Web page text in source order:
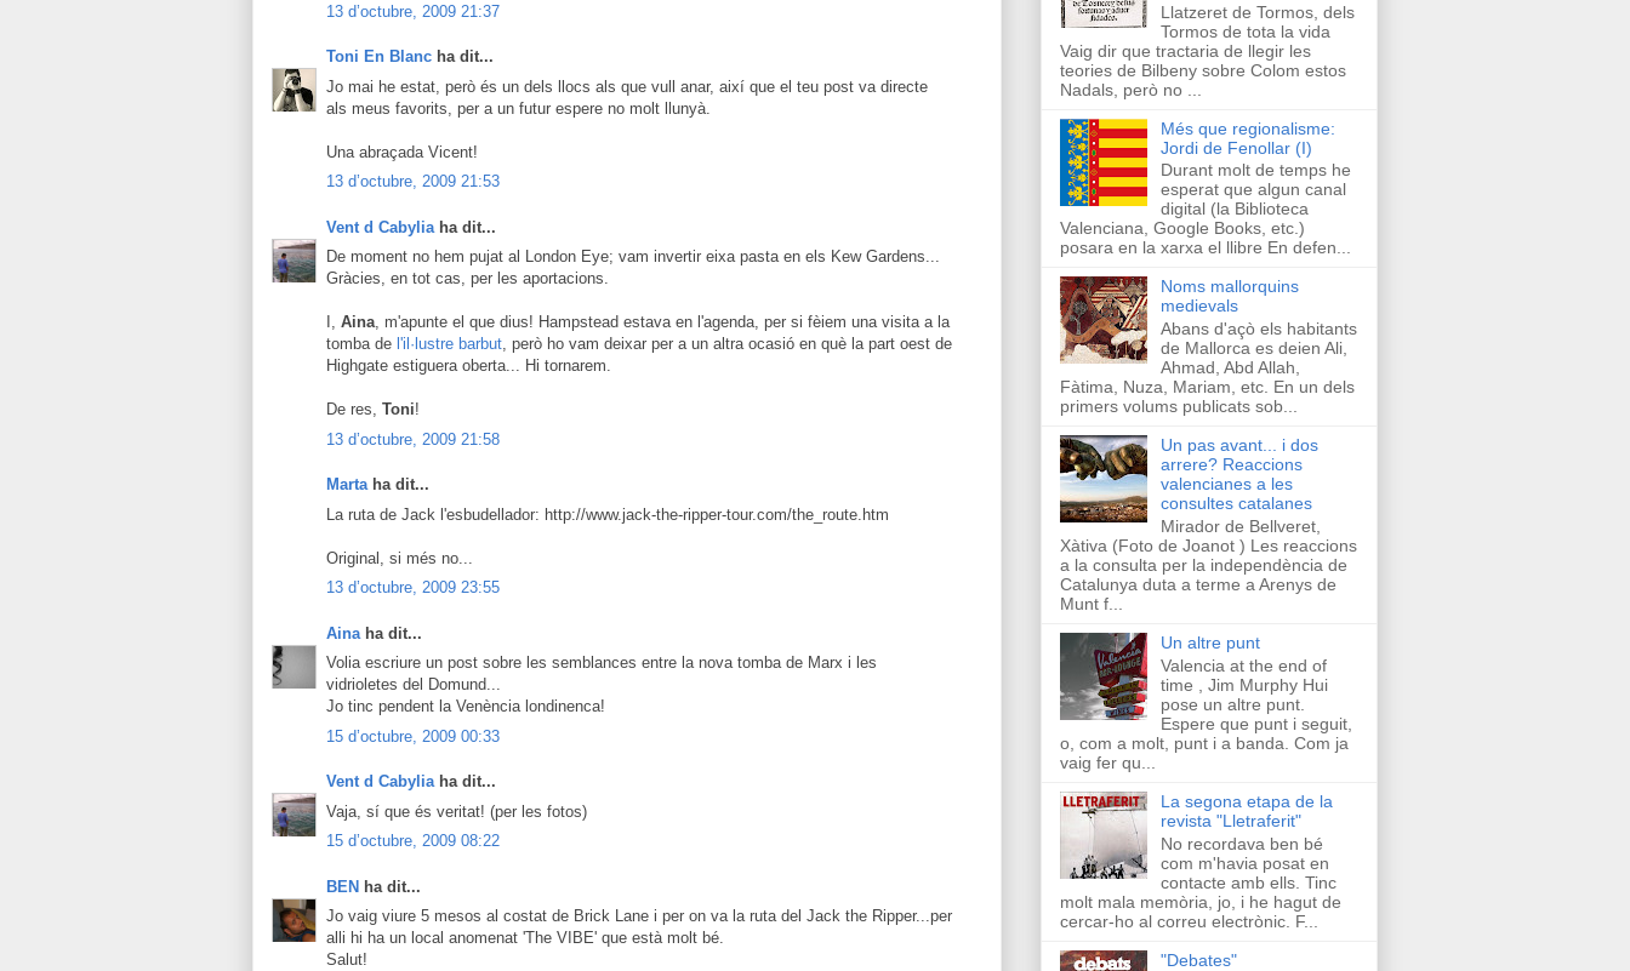
13 d’octubre, 2009 21:37
Toni En Blanc ha dit...
Jo mai he estat, però és un dels llocs als que vull anar, així que el teu post va directe
als meus favorits, per a un futur espere no molt llunyà.
Una abraçada Vicent!
13 d’octubre, 2009 21:53
Vent d Cabylia ha dit...
De moment no hem pujat al London Eye; vam invertir eixa pasta en els Kew Gardens...
Gràcies, en tot cas, per les aportacions.
I, Aina, m'apunte el que dius! Hampstead estava en l'agenda, per si fèiem una visita a la
tomba de l'il·lustre barbut, però ho vam deixar per a un altra ocasió en què la part oest de
Highgate estiguera oberta... Hi tornarem.
De res, Toni!
13 d’octubre, 2009 21:58
Martaha dit...
La ruta de Jack l'esbudellador: http://www.jack-the-ripper-tour.com/the_route.htm
Original, si més no...
13 d’octubre, 2009 23:55
Aina ha dit...
Volia escriure un post sobre les semblances entre la nova tomba de Marx i les
vidrioletes del Domund...
Jo tinc pendent la Venència londinenca!
15 d’octubre, 2009 00:33
Vent d Cabyliaha dit...
Vaja, sí que és veritat! (per les fotos)
15 d’octubre, 2009 08:22
BEN ha dit...
Jo vaig viure 5 mesos al costat de Brick Lane i per on va la ruta del Jack the Ripper...per
alli hi ha un local anomenat 'The VIBE' que està molt bé.
Salut!
Llatzeret de Tormos, dels
Tormos de tota la vida
Vaig dir que tractaria de llegir les
teories de Bilbeny sobre Colom estos
Nadals, però no ...
Més que regionalisme:
Jordi de Fenollar (I)
Durant molt de temps he
esperat que algun canal
digital (la Biblioteca
Valenciana, Google Books, etc.)
posara en la xarxa el llibre En defen...
Noms mallorquins
medievals
Abans d'açò els habitants
de Mallorca es deien Ali,
Ahmad, Abd Allah,
Fàtima, Nuza, Mariam, etc. En un dels
primers volums publicats sob...
Un pas avant... i dos
arrere? Reaccions
valencianes a les
consultes catalanes
Mirador de Bellveret,
Xàtiva (Foto de Joanot ) Les reaccions
a la consulta per la independència de
Catalunya duta a terme a Arenys de
Munt f...
Un altre punt
Valencia at the end of
time , Jim Murphy Hui
pose un altre punt.
Espere que punt i seguit,
o, com a molt, punt i a banda. Com ja
vaig fer qu...
La segona etapa de la
revista "Lletraferit"
No recordava ben bé
com m'havia posat en
contacte amb ells. Tinc
molt mala memòria, jo, i he hagut de
cercar-ho al correu electrònic. F...
"Debates"